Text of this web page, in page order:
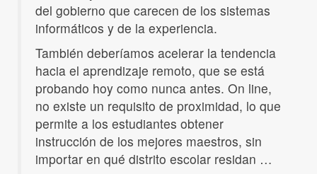
del gobierno que carecen de los sistemas
informáticos y de la experiencia.
También deberíamos acelerar la tendencia
hacia el aprendizaje remoto, que se está
probando hoy como nunca antes. On line,
no existe un requisito de proximidad, lo que
permite a los estudiantes obtener
instrucción de los mejores maestros, sin
importar en qué distrito escolar residan …